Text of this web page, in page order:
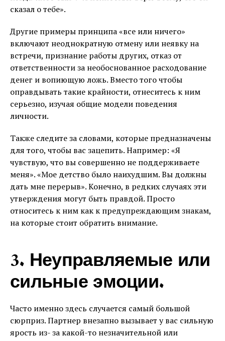
сказал о тебе».
Другие примеры принципа «все или ничего»
включают неоднократную отмену или неявку на
встречи, признание работы других, отказ от
ответственности за необоснованное расходование
денег и вопиющую ложь. Вместо того чтобы
оправдывать такие крайности, отнеситесь к ним
серьезно, изучая общие модели поведения
личности.
Также следите за словами, которые предназначены
для того, чтобы вас зацепить. Например: «Я
чувствую, что вы совершенно не поддерживаете
меня». «Мое детство было наихудшим. Вы должны
дать мне перерыв». Конечно, в редких случаях эти
утверждения могут быть правдой. Просто
относитесь к ним как к предупреждающим знакам,
на которые стоит обратить внимание.
3. Неуправляемые или
сильные эмоции.
Часто именно здесь случается самый большой
сюрприз. Партнер внезапно вызывает у вас сильную
ярость из- за какой-то незначительной или